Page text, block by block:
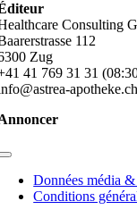
Consulting
112
Zug
41 769 31 31
apotheke.ch
Toggle
NavigationDonnées média
Conditions